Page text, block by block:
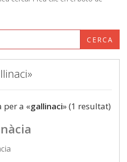
CERCA
per a «gallinaci» (1 resultat)